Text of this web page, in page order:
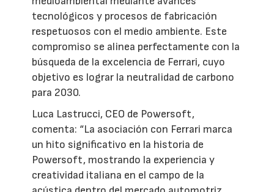
tecnológicos y procesos de fabricación
respetuosos con el medio ambiente. Este
compromiso se alinea perfectamente con la
búsqueda de la excelencia de Ferrari, cuyo
objetivo es lograr la neutralidad de carbono
para 2030.
Luca Lastrucci, CEO de Powersoft,
comenta: “La asociación con Ferrari marca
un hito significativo en la historia de
Powersoft, mostrando la experiencia y
creatividad italiana en el campo de la